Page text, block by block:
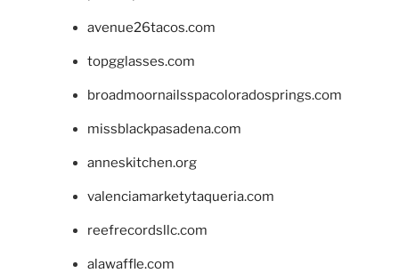
avenue26tacos.com
topgglasses.com
broadmoornailsspacoloradosprings.com
missblackpasadena.com
anneskitchen.org
valenciamarketytaqueria.com
reefrecordsllc.com
alawaffle.com